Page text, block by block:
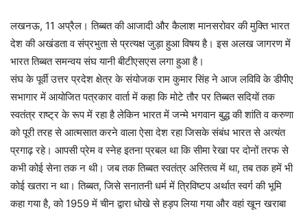
लखनऊ, 11 अप्रैल। तिब्बत की आजादी और कैलाश मानसरोवर की मुक्ति भारत
देश की अखंडता व संप्रभुता से प्रत्यक्ष जुड़ा हुआ विषय है। इस अलख जागरण में
भारत तिब्बत समन्वय संघ यानी बीटीएसएस लगा हुआ है।
संघ के पूर्वी उत्तर प्रदेश क्षेत्र के संयोजक राम कुमार सिंह ने आज लविवि के डीपीए
सभागार में आयोजित पत्रकार वार्ता में कहा कि मोटे तौर पर तिब्बत सदियों तक
स्वतंत्र राष्ट्र के रूप में रहा है लेकिन भारत में जन्मे भगवान बुद्ध की शांति व करुणा
को पूरी तरह से आत्मसात करने वाला ऐसा देश रहा जिसके संबंध भारत से अत्यंत
प्रगाढ़ रहे। आपसी प्रेम व स्नेह इतना प्रबल था कि सीमा रेखा पर दोनों तरफ से
कभी कोई सेना तक न थी। जब तक तिब्बत स्वतंत्र अस्तित्व में था, तब तक हमें भी
कोई खतरा न था। तिब्बत, जिसे सनातनी धर्म में त्रिविष्टप अर्थात स्वर्ग की भूमि
कहा गया है, को 1959 में चीन द्वारा धोखे से हड़प लिया गया और वहां खून खराबा